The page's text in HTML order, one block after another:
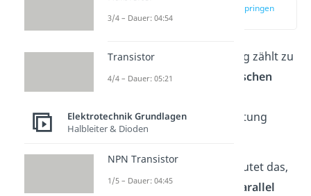
zur Stelle im Video springen
(01:10)
Das Feld einer Punktladung zählt zu
den inhomogenen elektrischen
deren Feldstärke und Richtung
ortsabhängig
Einfach ausgedrückt bedeutet das,
dass die Feldlinien
parallel
3/4 – Dauer: 04:54
Transistor
4/4 – Dauer: 05:21
Elektrotechnik Grundlagen
Halbleiter & Dioden
NPN Transistor
1/5 – Dauer: 04:45